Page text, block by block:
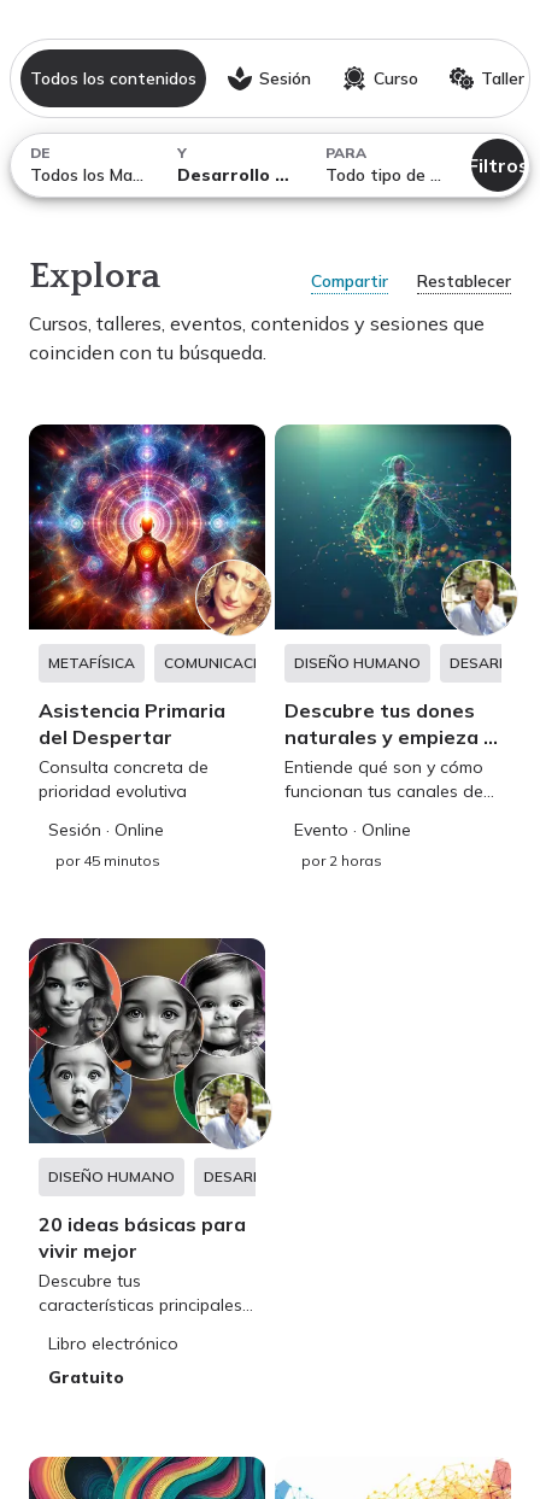
Todos los contenidos Sesión Curso Taller
DE
Todos los Maestros
Y
Desarrollo personal
PARA
Todo tipo de temáticas
Filtros
Explora Compartir Restablecer
Cursos, talleres, eventos, contenidos y sesiones que
coinciden con tu búsqueda.
METAFÍSICA COMUNICACIÓN CONSCIENTE DESARROLLO
Asistencia Primaria
del Despertar
Consulta concreta de
prioridad evolutiva
Sesión · Online
por 45 minutos
DISEÑO HUMANO
Descubre tus dones
naturales y empieza a
fluir con tu propia
energía
Entiende qué son y cómo
funcionan tus canales de
desde tu diseño lo cambia
todo
Evento · Online
por 2 horas
DISEÑO HUMANO DESARROLLO PERSONAL
20 ideas básicas para
vivir mejor
Descubre tus
características principales
Humano
Libro electrónico
Gratuito